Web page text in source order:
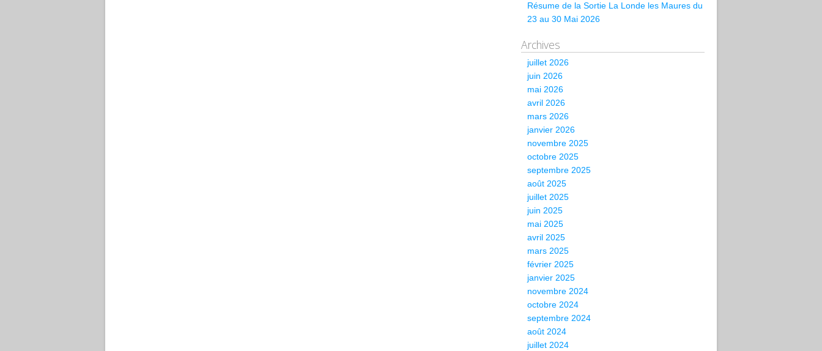
Résume de la Sortie La Londe les Maures du
23 au 30 Mai 2026
Archives
juillet 2026
juin 2026
mai 2026
avril 2026
mars 2026
janvier 2026
novembre 2025
octobre 2025
septembre 2025
août 2025
juillet 2025
juin 2025
mai 2025
avril 2025
mars 2025
février 2025
janvier 2025
novembre 2024
octobre 2024
septembre 2024
août 2024
juillet 2024